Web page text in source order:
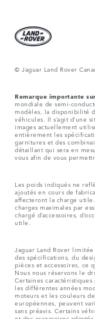
© Jaguar Land Rover
Remarque importante
mondiale de semi-
modèles, la disponibilité
véhicules. Il s’agit d’une
images actuellement
entièrement les
garnitures et des
détaillant qui sera en
vous afin de vous
Les poids indiqués ne
ajoutés en cours de
affecteront la charge
charges maximales par
chargé d’accessoires,
utile.
Jaguar Land Rover
des spécifications, du
pièces et accessoires, ce
Nous nous réservons le
Certaines
les différentes années
moteurs et les couleurs
européennes, peuvent
sans préavis. Certains